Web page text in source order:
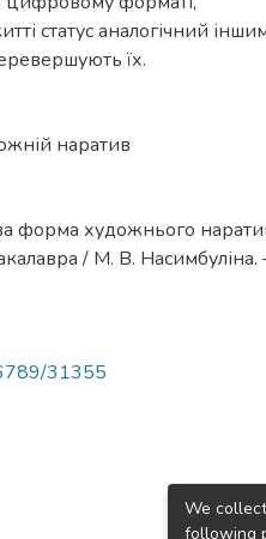
статус аналогічний
їх.
наратив
форма художнього
/ М. В. Насимбуліна.
31355
We
following